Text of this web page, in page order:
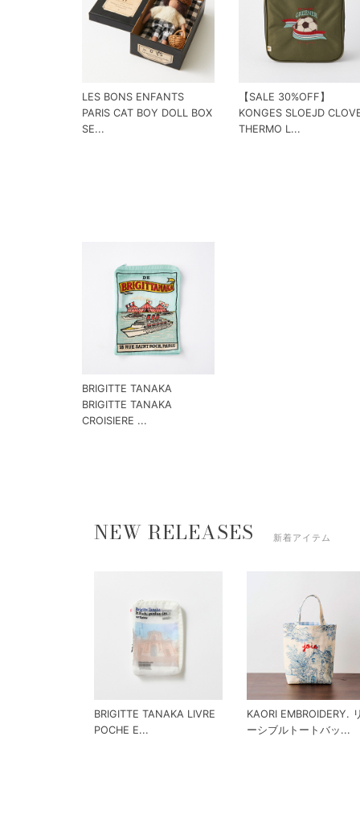
LES BONS ENFANTS
PARIS CAT BOY DOLL BOX
SE...
【SALE 30%OFF】
KONGES SLOEJD
THERMO L...
BRIGITTE TANAKA
BRIGITTE TANAKA
CROISIERE ...
NEW RELEASES 新着アイテム
BRIGITTE TANAKA LIVRE
POCHE E...
KAORI EMBROIDERY.
ーシブルトートバッ...